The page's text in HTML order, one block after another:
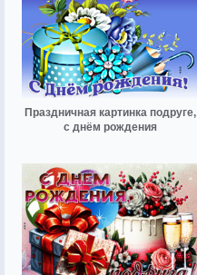
Праздничная картинка подруге,
с днём рождения